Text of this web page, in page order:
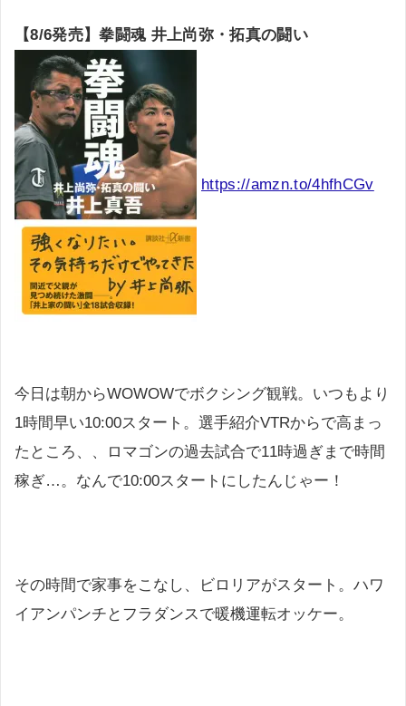
【8/6発売】拳闘魂 井上尚弥・拓真の闘い
https://amzn.to/4hfhCGv
今日は朝からWOWOWでボクシング観戦。いつもより
1時間早い10:00スタート。選手紹介VTRからで高まっ
たところ、、ロマゴンの過去試合で11時過ぎまで時間
稼ぎ…。なんで10:00スタートにしたんじゃー！
その時間で家事をこなし、ビロリアがスタート。ハワ
イアンパンチとフラダンスで暖機運転オッケー。